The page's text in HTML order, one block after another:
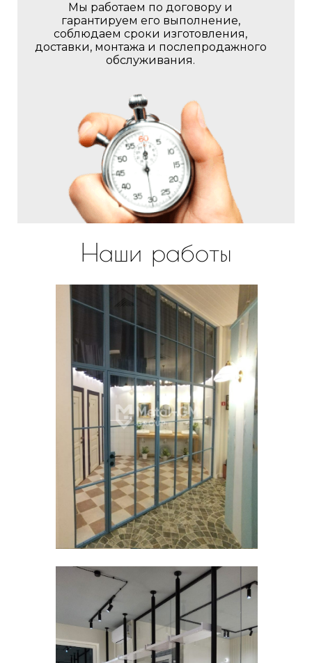
Мы работаем по договору и
гарантируем его выполнение,
соблюдаем сроки изготовления,
доставки, монтажа и послепродажного
обслуживания.
Наши работы